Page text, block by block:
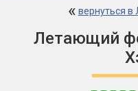
« вернуться
Летающий